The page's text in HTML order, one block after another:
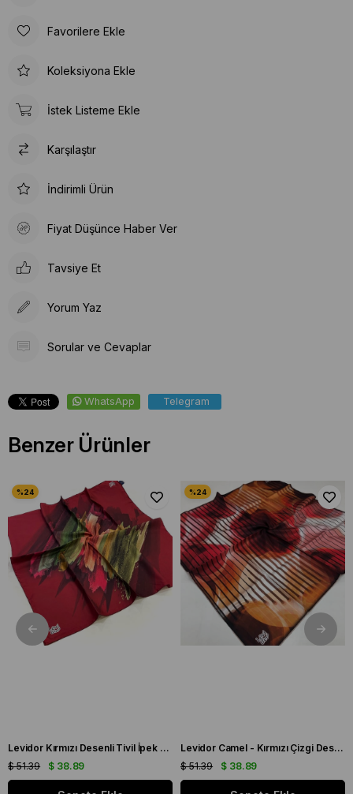
Favorilere Ekle
Koleksiyona Ekle
İstek Listeme Ekle
Karşılaştır
İndirimli Ürün
Fiyat Düşünce Haber Ver
Tavsiye Et
Yorum Yaz
Sorular ve Cevaplar
WhatsApp Telegram
Benzer Ürünler
Levidor Kırmızı Desenli Tivil İpek Eşarp 19086
$ 38.89
$ 51.39
Levidor Camel - Kırmızı Çizgi Desen Tivil İpek Eşarp 20826
$ 38.89
$ 51.39